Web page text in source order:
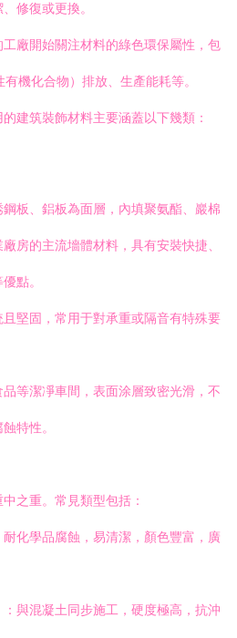
修復或更換。
工廠開始關注材料的綠色環保屬性，包
機化合物）排放、生產能耗等。
建筑裝飾材料主要涵蓋以下幾類：
鋼板、鋁板為面層，內填聚氨酯、巖棉
房的主流墻體材料，具有安裝快捷、
點。
且堅固，常用于對承重或隔音有特殊要
品等潔凈車間，表面涂層致密光滑，不
特性。
之重。常見類型包括：
耐化學品腐蝕，易清潔，顏色豐富，廣
：與混凝土同步施工，硬度極高，抗沖